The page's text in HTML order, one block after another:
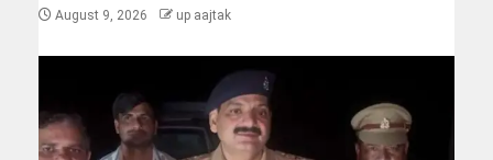
August 9, 2026 up aajtak